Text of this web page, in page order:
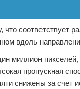
соответствует
вдоль
миллион
пропускная
снижены за счет